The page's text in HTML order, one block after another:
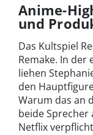
Anime-
und
Das Kultspiel
Remake. In der
liehen
den
Warum das an
beide Sprecher
Netflix